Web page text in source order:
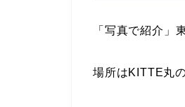
「写真で紹介」
場所はKITTE丸